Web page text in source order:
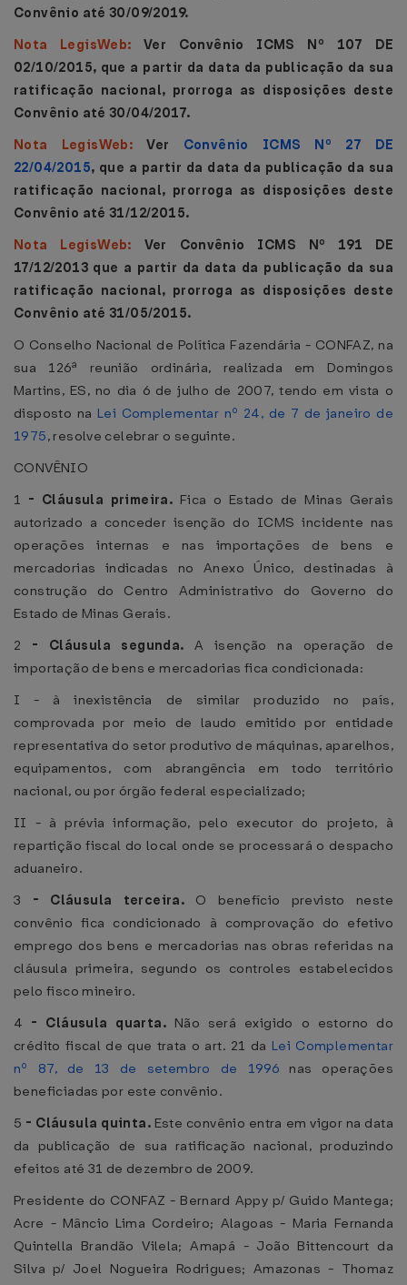
Convênio até 30/09/2019.
Nota LegisWeb:Ver Convênio ICMS Nº 107 DE
02/10/2015, que a partir da data da publicação da sua
ratificação nacional, prorroga as disposições deste
Convênio até 30/04/2017.
Nota LegisWeb:Ver Convênio ICMS Nº 27 DE
22/04/2015, que a partir da data da publicação da sua
ratificação nacional, prorroga as disposições deste
Convênio até 31/12/2015.
Nota LegisWeb: Ver Convênio ICMS Nº 191 DE
17/12/2013 que a partir da data da publicação da sua
ratificação nacional, prorroga as disposições deste
Convênio até 31/05/2015.
O Conselho Nacional de Política Fazendária - CONFAZ, na
sua 126ª reunião ordinária, realizada em Domingos
Martins, ES, no dia 6 de julho de 2007, tendo em vista o
disposto na Lei Complementar nº 24, de 7 de janeiro de
1975, resolve celebrar o seguinte.
CONVÊNIO
1 - Cláusula primeira. Fica o Estado de Minas Gerais
autorizado a conceder isenção do ICMS incidente nas
operações internas e nas importações de bens e
mercadorias indicadas no Anexo Único, destinadas à
construção do Centro Administrativo do Governo do
Estado de Minas Gerais.
2 - Cláusula segunda.A isenção na operação de
importação de bens e mercadorias fica condicionada:
I - à inexistência de similar produzido no país,
comprovada por meio de laudo emitido por entidade
representativa do setor produtivo de máquinas, aparelhos,
equipamentos, com abrangência em todo território
nacional, ou por órgão federal especializado;
II - à prévia informação, pelo executor do projeto, à
repartição fiscal do local onde se processará o despacho
aduaneiro.
3 - Cláusula terceira. O benefício previsto neste
convênio fica condicionado à comprovação do efetivo
emprego dos bens e mercadorias nas obras referidas na
cláusula primeira, segundo os controles estabelecidos
pelo fisco mineiro.
4 - Cláusula quarta. Não será exigido o estorno do
crédito fiscal de que trata o art. 21 da Lei Complementar
nº 87, de 13 de setembro de 1996 nas operações
beneficiadas por este convênio.
5 - Cláusula quinta. Este convênio entra em vigor na data
da publicação de sua ratificação nacional, produzindo
efeitos até 31 de dezembro de 2009.
Presidente do CONFAZ - Bernard Appy p/ Guido Mantega;
Acre - Mâncio Lima Cordeiro; Alagoas - Maria Fernanda
Quintella Brandão Vilela; Amapá - João Bittencourt da
Silva p/ Joel Nogueira Rodrigues; Amazonas - Thomaz